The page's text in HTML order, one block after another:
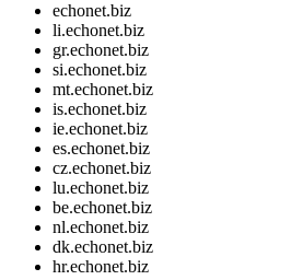
echonet.biz
li.echonet.biz
gr.echonet.biz
si.echonet.biz
mt.echonet.biz
is.echonet.biz
ie.echonet.biz
es.echonet.biz
cz.echonet.biz
lu.echonet.biz
be.echonet.biz
nl.echonet.biz
dk.echonet.biz
hr.echonet.biz